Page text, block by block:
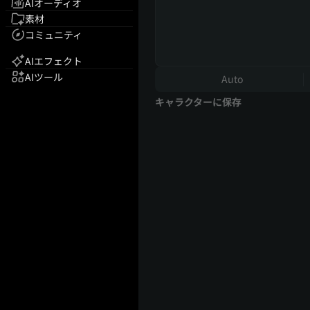
AIオーディオ
素材
コミュニティ
AIエフェクト
AIツール
Auto
キャラクターに保存